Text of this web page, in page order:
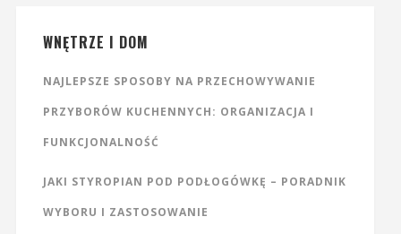
WNĘTRZE I DOM
NAJLEPSZE SPOSOBY NA PRZECHOWYWANIE
PRZYBORÓW KUCHENNYCH: ORGANIZACJA I
FUNKCJONALNOŚĆ
JAKI STYROPIAN POD PODŁOGÓWKĘ – PORADNIK
WYBORU I ZASTOSOWANIE